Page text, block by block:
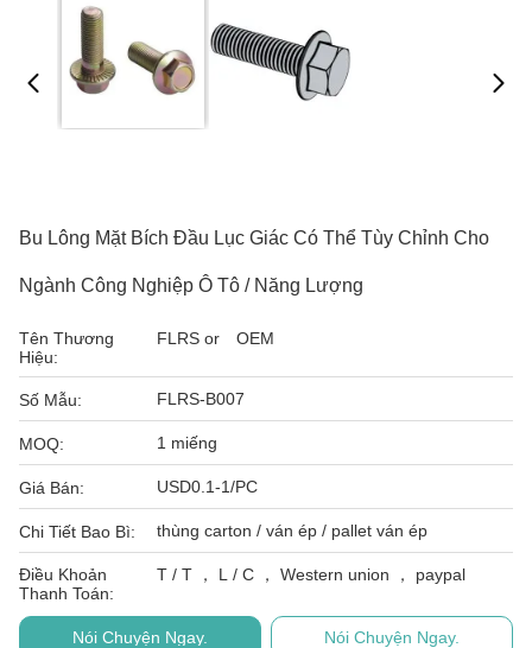
Bu Lông Mặt Bích Đầu Lục Giác Có Thể Tùy Chỉnh Cho
Ngành Công Nghiệp Ô Tô / Năng Lượng
Tên Thương
Hiệu:
FLRS or OEM
Số Mẫu: FLRS-B007
MOQ: 1 miếng
Giá Bán: USD0.1-1/PC
Chi Tiết Bao Bì: thùng carton / ván ép / pallet ván ép
Điều Khoản
Thanh Toán:
T / T ， L / C ， Western union ， paypal
Nói Chuyện Ngay. Nói Chuyện Ngay.